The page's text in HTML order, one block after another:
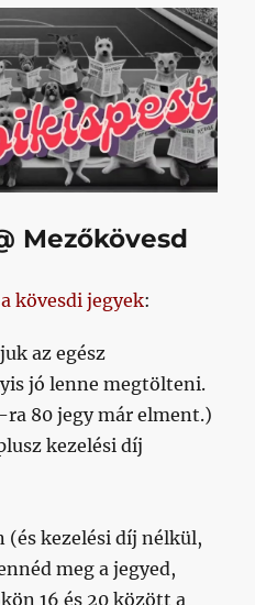
Mezőkövesd
kövesdi jegyek:
az egész
jó lenne megtölteni.
80 jegy már elment.)
kezelési díj
(és kezelési díj nélkül,
meg a jegyed,
16 és 20 között a